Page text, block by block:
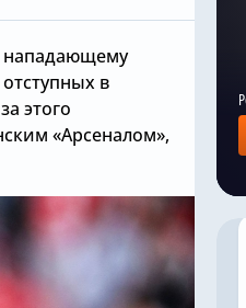
нападающему
в
этого
«Арсеналом»,